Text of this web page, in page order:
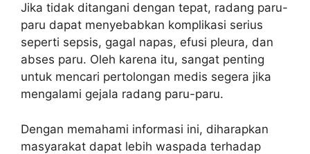
Jika tidak ditangani dengan tepat, radang paru-
paru dapat menyebabkan komplikasi serius
seperti sepsis, gagal napas, efusi pleura, dan
abses paru. Oleh karena itu, sangat penting
untuk mencari pertolongan medis segera jika
mengalami gejala radang paru-paru.
Dengan memahami informasi ini, diharapkan
masyarakat dapat lebih waspada terhadap